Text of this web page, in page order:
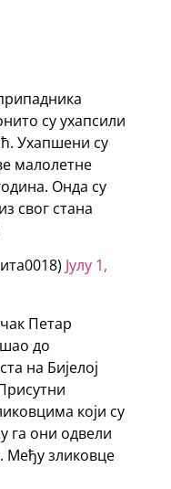
су ухапсили
Ухапшени су
малолетне
Онда су
свог стана
Јулy 1,
Петар
до
на Бијелој
који су
га они одвели
Међу зликовце